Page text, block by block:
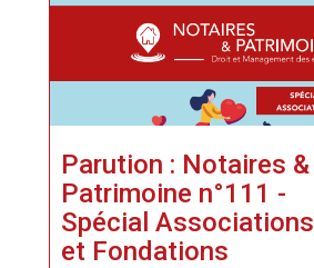
Parution : Notaires &
Patrimoine n°111 -
Spécial Associations
et Fondations